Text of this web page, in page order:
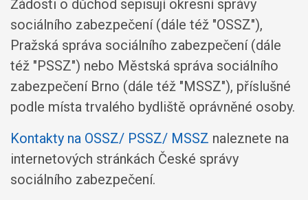
Žádosti o důchod sepisují okresní správy
sociálního zabezpečení (dále též "OSSZ"),
Pražská správa sociálního zabezpečení (dále
též "PSSZ") nebo Městská správa sociálního
zabezpečení Brno (dále též "MSSZ"), příslušné
podle místa trvalého bydliště oprávněné osoby.
Kontakty na OSSZ/ PSSZ/ MSSZ naleznete na
internetových stránkách České správy
sociálního zabezpečení.